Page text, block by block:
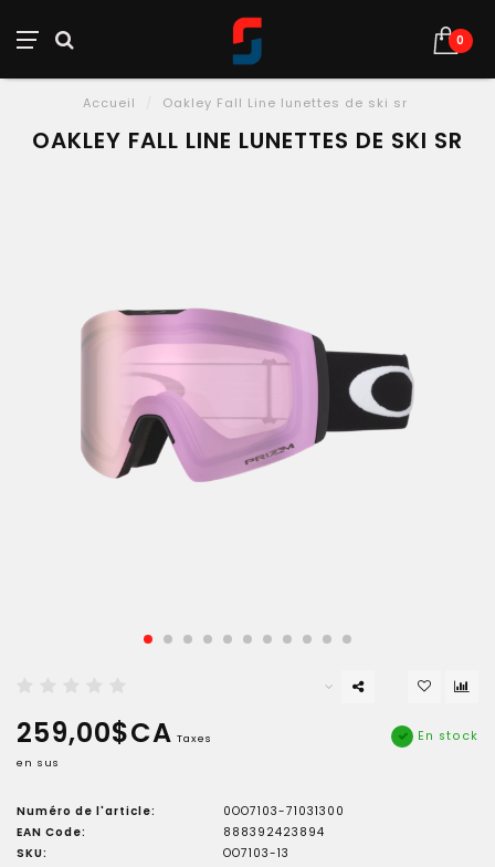
0
Accueil Oakley Fall Line lunettes de ski sr
OAKLEY FALL LINE LUNETTES DE SKI SR
259,00$CA Taxes
en sus
En stock
Numéro de l'article:
0OO7103-71031300
EAN Code:
888392423894
SKU:
OO7103-13